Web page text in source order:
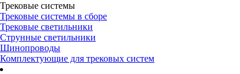
Трековые системы
Трековые системы в сборе
Трековые светильники
Струнные светильники
Шинопроводы
Комплектующие для трековых систем